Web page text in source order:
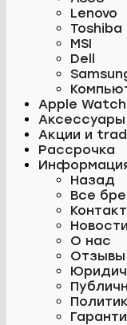
Lenovo
Toshiba
MSI
Dell
Apple Watch
Аксессуары
Акции и
Рассрочка
Назад
Все
Новости
О нас
Отзывы